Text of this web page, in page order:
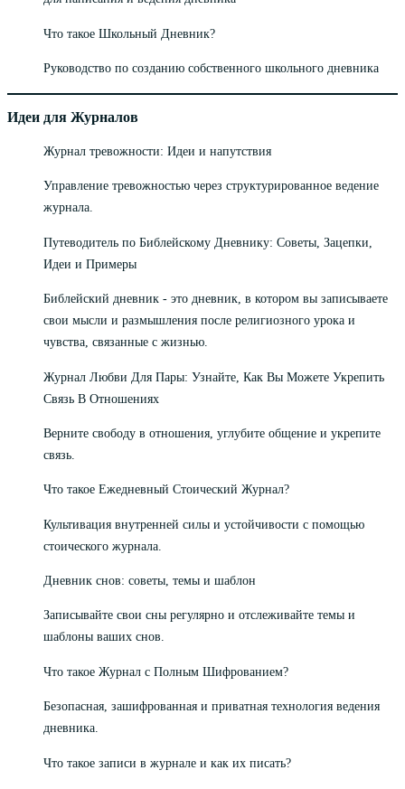
Что такое Школьный Дневник?
Руководство по созданию собственного школьного дневника
Идеи для Журналов
Журнал тревожности: Идеи и напутствия
Управление тревожностью через структурированное ведение
журнала.
Путеводитель по Библейскому Дневнику: Советы, Зацепки,
Идеи и Примеры
Библейский дневник - это дневник, в котором вы записываете
свои мысли и размышления после религиозного урока и
чувства, связанные с жизнью.
Журнал Любви Для Пары: Узнайте, Как Вы Можете Укрепить
Связь В Отношениях
Верните свободу в отношения, углубите общение и укрепите
связь.
Что такое Ежедневный Стоический Журнал?
Культивация внутренней силы и устойчивости с помощью
стоического журнала.
Дневник снов: советы, темы и шаблон
Записывайте свои сны регулярно и отслеживайте темы и
шаблоны ваших снов.
Что такое Журнал с Полным Шифрованием?
Безопасная, зашифрованная и приватная технология ведения
дневника.
Что такое записи в журнале и как их писать?